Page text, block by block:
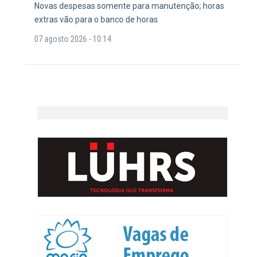
Novas despesas somente para manutenção; horas
extras vão para o banco de horas
07 agosto 2026 - 10:14